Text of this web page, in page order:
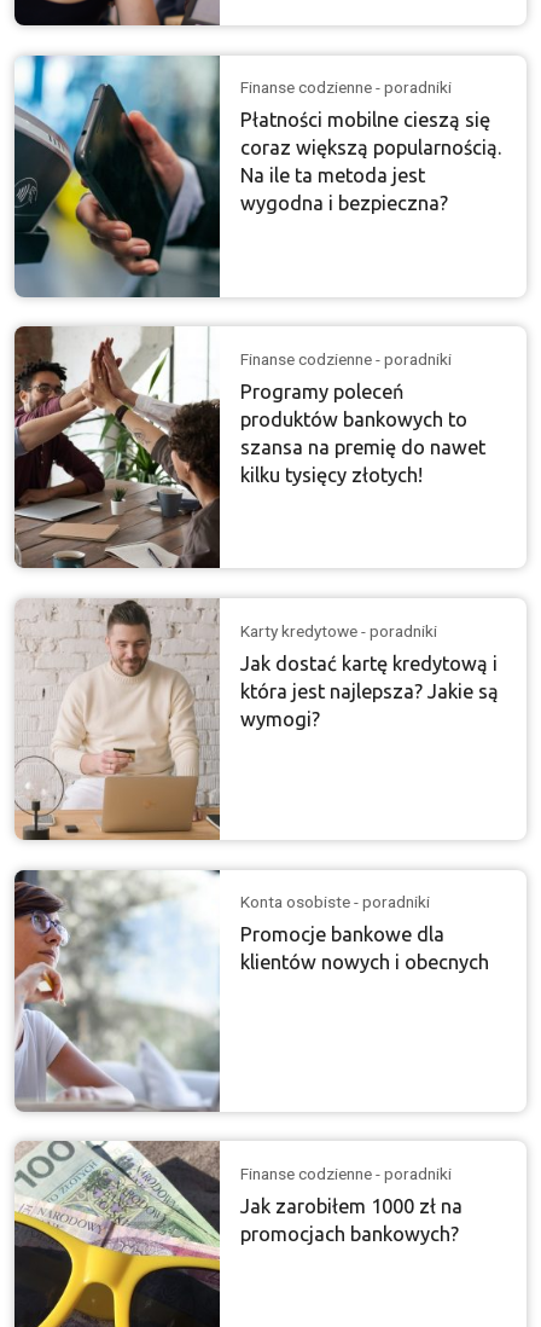
Finanse codzienne - poradniki
Płatności mobilne cieszą się
coraz większą popularnością.
Na ile ta metoda jest
wygodna i bezpieczna?
Finanse codzienne - poradniki
Programy poleceń
produktów bankowych to
szansa na premię do nawet
kilku tysięcy złotych!
Karty kredytowe - poradniki
Jak dostać kartę kredytową i
która jest najlepsza? Jakie są
wymogi?
Konta osobiste - poradniki
Promocje bankowe dla
klientów nowych i obecnych
Finanse codzienne - poradniki
Jak zarobiłem 1000 zł na
promocjach bankowych?